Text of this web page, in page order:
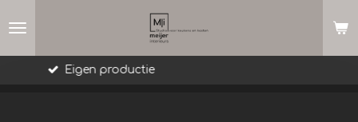
direct
Meer dan 25 jaar ervaring